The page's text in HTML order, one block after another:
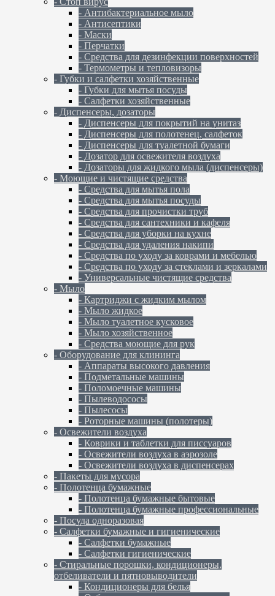
- Антибактериальное мыло
- Антисептики
- Маски
- Перчатки
- Средства для дезинфекции поверхностей
- Термометры и тепловизоры
- Губки и салфетки хозяйственные
- Губки для мытья посуды
- Салфетки хозяйственные
- Диспенсеры, дозаторы
- Диспенсеры для покрытий на унитаз
- Диспенсеры для полотенец, салфеток
- Диспенсеры для туалетной бумаги
- Дозатор для освежителя воздуха
- Дозаторы для жидкого мыла (диспенсеры)
- Моющие и чистящие средства
- Средства для мытья пола
- Средства для мытья посуды
- Средства для прочистки труб
- Средства для сантехники и кафеля
- Средства для уборки на кухне
- Средства для удаления накипи
- Средства по уходу за коврами и мебелью
- Средства по уходу за стеклами и зеркалами
- Универсальные чистящие средства
- Мыло
- Картриджи с жидким мылом
- Мыло жидкое
- Мыло туалетное кусковое
- Мыло хозяйственное
- Средства моющие для рук
- Оборудование для клининга
- Аппараты высокого давления
- Подметальные машины
- Поломоечные машины
- Пылеводососы
- Пылесосы
- Роторные машины (полотеры)
- Освежители воздуха
- Коврики и таблетки для писсуаров
- Освежители воздуха в аэрозоле
- Освежители воздуха в диспенсерах
- Пакеты для мусора
- Полотенца бумажные
- Полотенца бумажные бытовые
- Полотенца бумажные профессиональные
- Посуда одноразовая
- Салфетки бумажные и гигиенические
- Салфетки бумажные
- Салфетки гигиенические
- Стиральные порошки, кондиционеры,
отбеливатели и пятновыводители
- Кондиционеры для белья